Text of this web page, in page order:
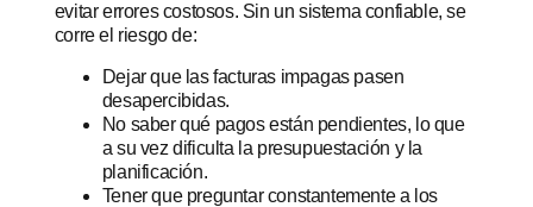
evitar errores costosos. Sin un sistema confiable, se
corre el riesgo de:
Dejar que las facturas impagas pasen
desapercibidas.
No saber qué pagos están pendientes, lo que
a su vez dificulta la presupuestación y la
planificación.
Tener que preguntar constantemente a los